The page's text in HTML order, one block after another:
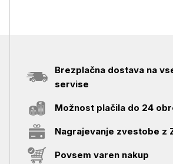
Brezplačna dostava na
servise
Možnost plačila do 24
Nagrajevanje zvestobe z
Povsem varen nakup